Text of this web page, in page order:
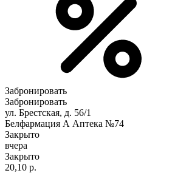
Забронировать
Забронировать
ул. Брестская, д. 56/1
Белфармация А Аптека №74
Закрыто
вчера
Закрыто
20,10 р.